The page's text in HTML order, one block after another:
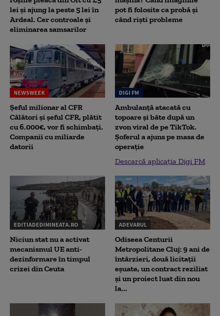
lei și ajung la peste 5 lei în
Ardeal. Cer controale și
eliminarea samsarilor
pot fi folosite ca probă și
când riști probleme
NEWSWEEK
Șeful milionar al CFR
Călători și șeful CFR, plătit
cu 6.000€, vor fi schimbați.
Companii cu miliarde
datorii
DIGI FM
Ambulanță atacată cu
topoare și bâte după un
zvon viral de pe TikTok.
Șoferul a ajuns pe masa de
operație
Descarcă aplicația Digi FM
EDITIADEDIMINEATA.RO
Niciun stat nu a activat
mecanismul UE anti-
dezinformare în timpul
crizei din Ceuta
ADEVARUL
Odiseea Centurii
Metropolitane Cluj: 9 ani de
întârzieri, două licitații
eșuate, un contract reziliat
și un proiect luat din nou
la...